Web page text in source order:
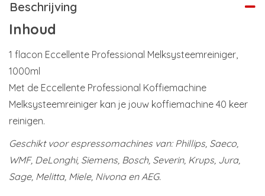
Beschrijving
Inhoud
1 flacon Eccellente Professional Melksysteemreiniger,
1000ml
Met de Eccellente Professional Koffiemachine
Melksysteemreiniger kan je jouw koffiemachine 40 keer
reinigen.
Geschikt voor espressomachines van: Phillips, Saeco,
WMF, DeLonghi, Siemens, Bosch, Severin, Krups, Jura,
Sage, Melitta, Miele, Nivona en AEG.